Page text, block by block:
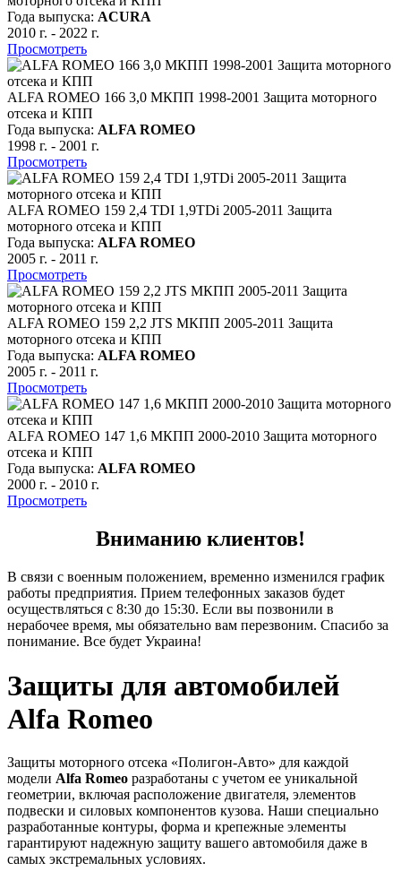
Года выпуска: ACURA
2010 г. - 2022 г.
Просмотреть
ALFA ROMEO 166 3,0 МКПП 1998-2001 Защита моторного
отсека и КПП
Года выпуска: ALFA ROMEO
1998 г. - 2001 г.
Просмотреть
ALFA ROMEO 159 2,4 TDI 1,9TDi 2005-2011 Защита
моторного отсека и КПП
Года выпуска: ALFA ROMEO
2005 г. - 2011 г.
Просмотреть
ALFA ROMEO 159 2,2 JTS МКПП 2005-2011 Защита
моторного отсека и КПП
Года выпуска: ALFA ROMEO
2005 г. - 2011 г.
Просмотреть
ALFA ROMEO 147 1,6 МКПП 2000-2010 Защита моторного
отсека и КПП
Года выпуска: ALFA ROMEO
2000 г. - 2010 г.
Просмотреть
Вниманию клиентов!
В связи с военным положением, временно изменился график
работы предприятия. Прием телефонных заказов будет
осуществляться с 8:30 до 15:30. Если вы позвонили в
нерабочее время, мы обязательно вам перезвоним. Спасибо за
понимание. Все будет Украина!
Защиты для автомобилей
Alfa Romeo
Защиты моторного отсека «Полигон-Авто» для каждой
модели Alfa Romeo разработаны с учетом ее уникальной
геометрии, включая расположение двигателя, элементов
подвески и силовых компонентов кузова. Наши специально
разработанные контуры, форма и крепежные элементы
гарантируют надежную защиту вашего автомобиля даже в
самых экстремальных условиях.